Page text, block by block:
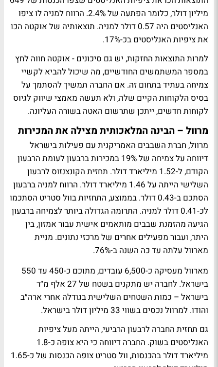
מיליון דולר, כלומר הפתעה של 2.4%. הרווח למניה לו ציפו
האנליסטים היה 0.57 דולר למניה. תוצאותיה של אוקטה הכו
את ציפיות האנליסטים בכ-17%.
למרות התוצאות החזקות, יש גם סיכונים - אוקטה חווה לחץ
במספר המשתמשים החודשיים, מה שיכול להביא לקשיי
צמיחה בעתיד בתחום זה. אם החברה תמשיך להסתמך על
בסיס הלקוחות הקיים שלה, ולא תעשה מאמצי שיווק לגיוס
לקוחות חדשים, ייתכן שתרשום האטה בשורה העליונה.
מרוול – הבינה המלאכותית מצילה את המכירות
מרוול, חברת השבבים האמריקנית עם פעילות בישראל
דיווחה על צמיחה של 19% במכירות ברבעון לעומת הרבעון
הקודם, ל-1.52 מיליארד דולר. תחזית הקונצנזוס לרבעון
השלישי הייתה על 1.46 מיליארד דולר. הרווח למניה ברבעון
הסתכם ב-0.43 דולר. בממוצע, התחזיות בוול סטריט הסתכמו
לכ-0.41 דולר למניה. התרומה הגדולה ביותר לצמיחה ברבעון
הגיעה מהזמנת שבבים מותאמים אישית עבור אמזון, בין
היתר, ועבור מפעילים אחרים של מרכזי נתונים. מניית
מארוול עלתה עד כה השנה ב-76%.
מארוול מעסיקה כ-6,500 עובדים, מתוכם כ-450 עד 550
בישראל. לחברה יש מתקנים בשטח של 27 אלף מ״ר
בישראל – כמות השטחים השלישית בגודלה אחרי ארה״ב
והודו. למרוול נכסים בשווי 33 מיליון דולר בישראל.
גם תחזית החברה לרבעון הרביעי, הייתה מעל ציפיות
האנליסטים בשוק. החברה דיווחה כי היא צופה כ-1.8
מיליארד דולר בהכנסות, וול סטריט צופה הכנסות של כ-1.65